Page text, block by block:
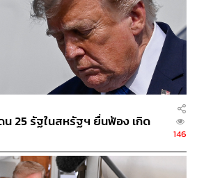
มเดซิเวียร์โดสที่ 2 และทีมแพทย์เปิด
ะออกจากโรงพยาบาลได้อย่างเร็วในวัน
ลับไปรักษาตัวต่อที่ทำเนียบขาว
ปวิดีโอขณะที่เขานั่งรถออกไปทักทาย
นอกโรงพยาบาลในช่วงเวลาสั้นๆ
ว่าเขากำลังจะออกจากโรงพยาบาล
อมบอกชาวอเมริกันว่าอย่าไปกลัว
น 25 รัฐในสหรัฐฯ ยื่นฟ้อง เกิด
146